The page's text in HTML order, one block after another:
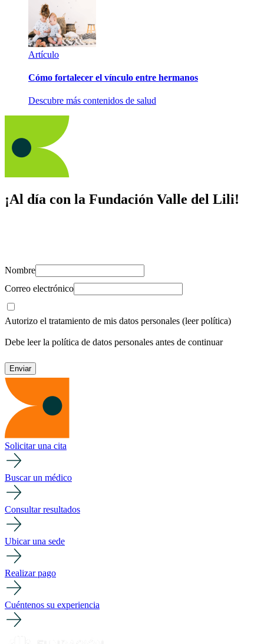
Artículo
Cómo fortalecer el vínculo entre hermanos
Descubre más contenidos de salud
¡Al día con la Fundación Valle del Lili!
Nombre
Correo electrónico
Autorizo el tratamiento de mis datos personales (leer política)
Debe leer la política de datos personales antes de continuar
Solicitar una cita
Buscar un médico
Consultar resultados
Ubicar una sede
Realizar pago
Cuéntenos su experiencia